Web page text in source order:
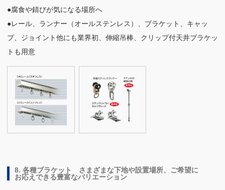
●腐食や錆びが気になる場所へ
●レール、ランナー（オールステンレス）、ブラケット、キャッ
プ、ジョイント他にも業界初、伸縮吊棒、クリップ付天井ブラケッ
トも用意
8. 各種ブラケット さまざまな下地や設置場所、ご希望に
お応えできる豊富なバリエーション